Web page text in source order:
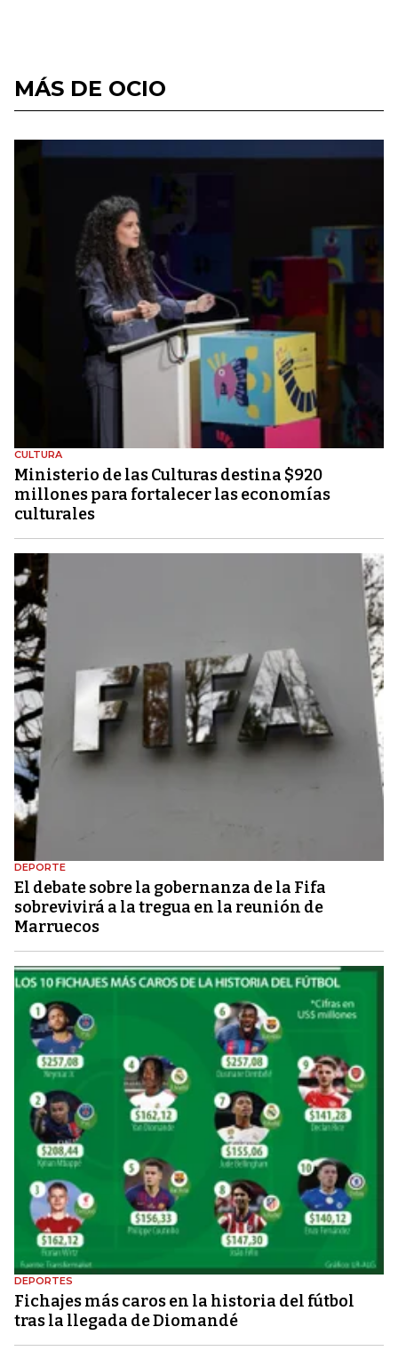
MÁS DE OCIO
CULTURA
Ministerio de las Culturas destina $920
millones para fortalecer las economías
culturales
DEPORTE
El debate sobre la gobernanza de la Fifa
sobrevivirá a la tregua en la reunión de
Marruecos
DEPORTES
Fichajes más caros en la historia del fútbol
tras la llegada de Diomandé